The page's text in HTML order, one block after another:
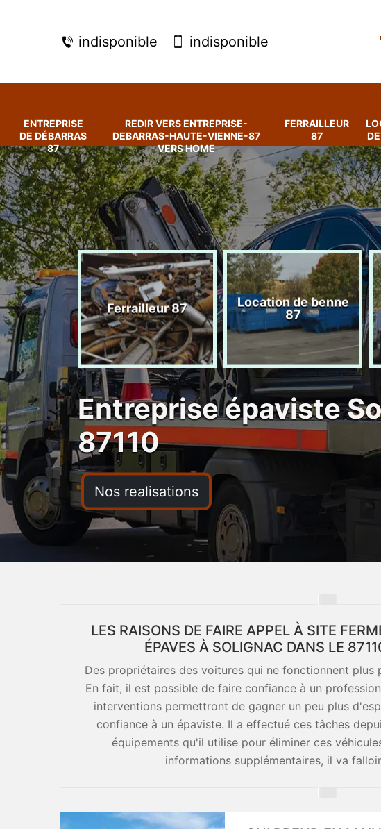
indisponible indisponible
ENTREPRISE
DE DÉBARRAS
87
REDIR VERS ENTREPRISE-
DEBARRAS-HAUTE-VIENNE-87
VERS HOME
FERRAILLEUR
87
de
87
Ferrailleur 87
Location de benne
87
Entreprise épaviste
87110
Nos realisations
LES RAISONS DE FAIRE APPEL À SITE
ÉPAVES À SOLIGNAC DANS LE
Des propriétaires des voitures qui ne fonctionnent plus
En fait, il est possible de faire confiance à un
interventions permettront de gagner un peu plus
confiance à un épaviste. Il a effectué ces tâches
équipements qu'il utilise pour éliminer ces
informations supplémentaires, il va